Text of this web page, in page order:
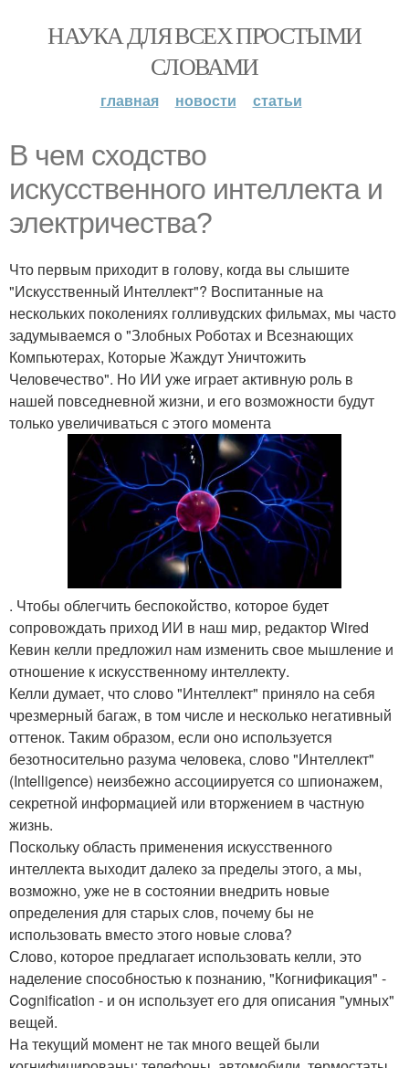
НАУКА ДЛЯ ВСЕХ ПРОСТЫМИ
СЛОВАМИ
главная новости статьи
В чем сходство
искусственного интеллекта и
электричества?
Что первым приходит в голову, когда вы слышите
"Искусственный Интеллект"? Воспитанные на
нескольких поколениях голливудских фильмах, мы часто
задумываемся о "Злобных Роботах и Всезнающих
Компьютерах, Которые Жаждут Уничтожить
Человечество". Но ИИ уже играет активную роль в
нашей повседневной жизни, и его возможности будут
только увеличиваться с этого момента
. Чтобы облегчить беспокойство, которое будет
сопровождать приход ИИ в наш мир, редактор Wired
Кевин келли предложил нам изменить свое мышление и
отношение к искусственному интеллекту.
Келли думает, что слово "Интеллект" приняло на себя
чрезмерный багаж, в том числе и несколько негативный
оттенок. Таким образом, если оно используется
безотносительно разума человека, слово "Интеллект"
(Intelligence) неизбежно ассоциируется со шпионажем,
секретной информацией или вторжением в частную
жизнь.
Поскольку область применения искусственного
интеллекта выходит далеко за пределы этого, а мы,
возможно, уже не в состоянии внедрить новые
определения для старых слов, почему бы не
использовать вместо этого новые слова?
Слово, которое предлагает использовать келли, это
наделение способностью к познанию, "Когнификация" -
Cognification - и он использует его для описания "умных"
вещей.
На текущий момент не так много вещей были